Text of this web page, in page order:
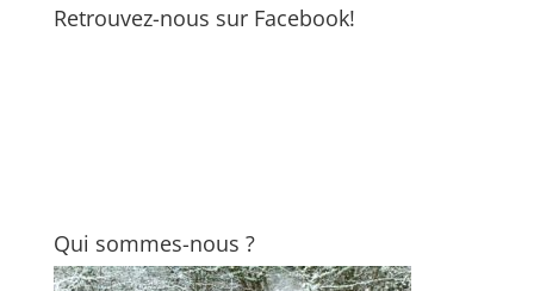
Retrouvez-nous sur Facebook!
Qui sommes-nous ?